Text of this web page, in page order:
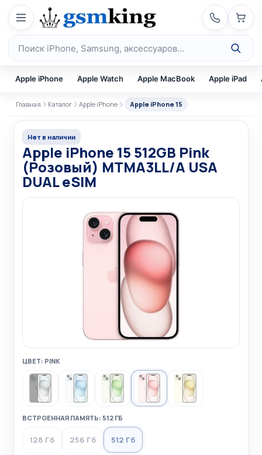
Перейти к содержимому
Поиск по каталогу
Apple iPhone Apple Watch Apple MacBook Apple iPad
Главная Каталог Apple iPhone Apple iPhone 15
Нет в наличии
Apple iPhone 15 512GB Pink
(Розовый) MTMA3LL/A USA
DUAL eSIM
ЦВЕТ: PINK
ВСТРОЕННАЯ ПАМЯТЬ: 512 ГБ
128 Гб 256 Гб 512 Гб